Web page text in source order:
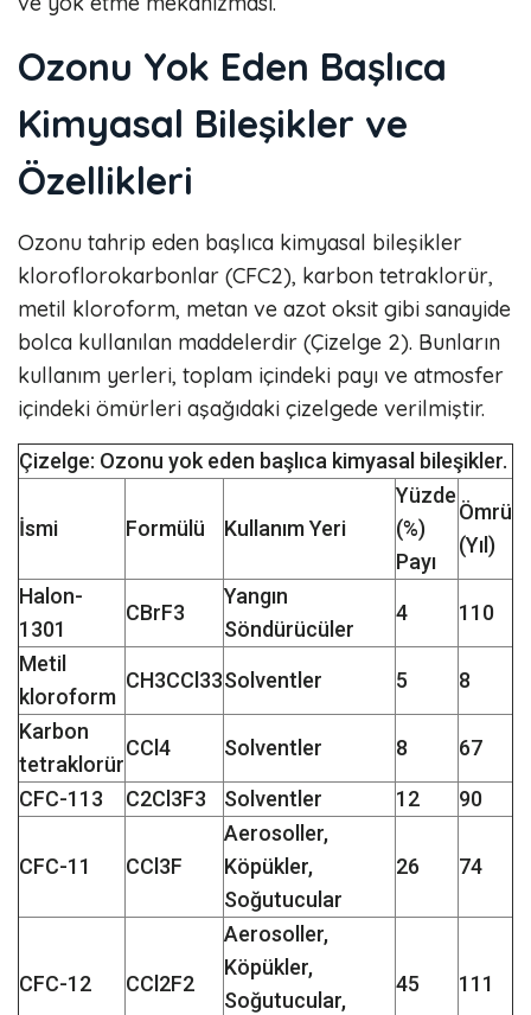
Ozonu Yok Eden Başlıca
Kimyasal Bileşikler ve
Özellikleri
Ozonu tahrip eden başlıca kimyasal bileşikler
kloroflorokarbonlar (CFC2), karbon tetraklorür,
metil kloroform, metan ve azot oksit gibi sanayide
bolca kullanılan maddelerdir (Çizelge 2). Bunların
kullanım yerleri, toplam içindeki payı ve atmosfer
içindeki ömürleri aşağıdaki çizelgede verilmiştir.
Çizelge: Ozonu yok eden başlıca kimyasal bileşikler.
İsmi Formülü Kullanım Yeri
Yüzde
(%)
Payı
Ömrü
(Yıl)
Halon-
1301
CBrF3
Yangın
Söndürücüler
4 110
Metil
kloroform
CH3CCl33Solventler 5 8
Karbon
tetraklorür
CCl4 Solventler 8 67
CFC-113 C2Cl3F3 Solventler 12 90
CFC-11 CCl3F
Aerosoller,
Köpükler,
Soğutucular
26 74
CFC-12 CCl2F2
Aerosoller,
Köpükler,
Soğutucular,
45 111